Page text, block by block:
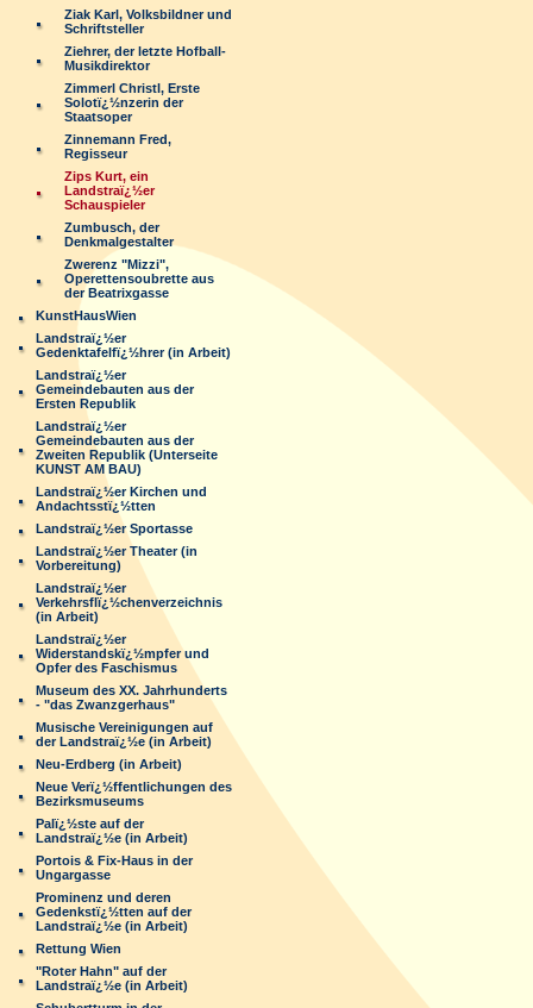
Ziak Karl, Volksbildner und
Schriftsteller
Ziehrer, der letzte Hofball-
Musikdirektor
Zimmerl Christl, Erste
Solotï¿½nzerin der
Staatsoper
Zinnemann Fred,
Regisseur
Zips Kurt, ein
Landstraï¿½er
Schauspieler
Zumbusch, der
Denkmalgestalter
Zwerenz "Mizzi",
Operettensoubrette aus
der Beatrixgasse
KunstHausWien
Landstraï¿½er
Gedenktafelfï¿½hrer (in Arbeit)
Landstraï¿½er
Gemeindebauten aus der
Ersten Republik
Landstraï¿½er
Gemeindebauten aus der
Zweiten Republik (Unterseite
KUNST AM BAU)
Landstraï¿½er Kirchen und
Andachtsstï¿½tten
Landstraï¿½er Sportasse
Landstraï¿½er Theater (in
Vorbereitung)
Landstraï¿½er
Verkehrsflï¿½chenverzeichnis
(in Arbeit)
Landstraï¿½er
Widerstandskï¿½mpfer und
Opfer des Faschismus
Museum des XX. Jahrhunderts
- "das Zwanzgerhaus"
Musische Vereinigungen auf
der Landstraï¿½e (in Arbeit)
Neu-Erdberg (in Arbeit)
Neue Verï¿½ffentlichungen des
Bezirksmuseums
Palï¿½ste auf der
Landstraï¿½e (in Arbeit)
Portois & Fix-Haus in der
Ungargasse
Prominenz und deren
Gedenkstï¿½tten auf der
Landstraï¿½e (in Arbeit)
Rettung Wien
"Roter Hahn" auf der
Landstraï¿½e (in Arbeit)